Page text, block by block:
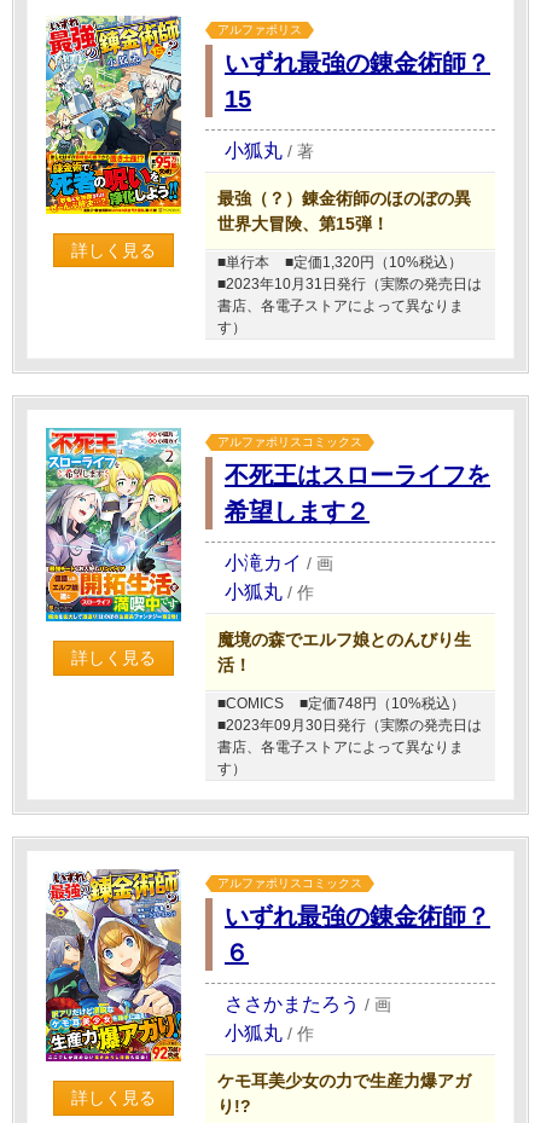
詳しく見る
アルファポリス
いずれ最強の錬金術師？
15
小狐丸 / 著
最強（？）錬金術師のほのぼの異
世界大冒険、第15弾！
■単行本
■定価1,320円（10%税込）
■2023年10月31日発行（実際の発売日は
書店、各電子ストアによって異なりま
す）
詳しく見る
アルファポリスコミックス
不死王はスローライフを
希望します２
小滝カイ / 画
小狐丸 / 作
魔境の森でエルフ娘とのんびり生
活！
■COMICS
■定価748円（10%税込）
■2023年09月30日発行（実際の発売日は
書店、各電子ストアによって異なりま
す）
詳しく見る
アルファポリスコミックス
いずれ最強の錬金術師？
６
ささかまたろう / 画
小狐丸 / 作
ケモ耳美少女の力で生産力爆アガ
り!?